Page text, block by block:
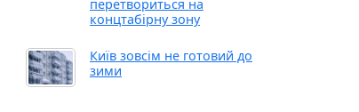
перетвориться на
концтабірну зону
Київ зовсім не готовий до
зими